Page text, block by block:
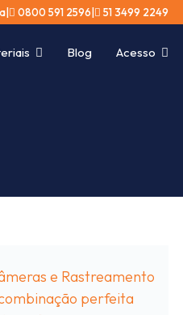
0800 591 2596 51 3499 2249
Blog Acesso